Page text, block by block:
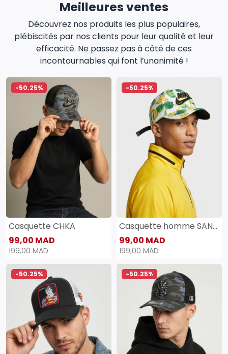
Meilleures ventes
Découvrez nos produits les plus populaires,
plébiscités par nos clients pour leur qualité et leur
efficacité. Ne passez pas à côté de ces
incontournables qui font l’unanimité !
-50.25%
Casquette CHKA
99,00 MAD
199,00 MAD
-50.25%
Casquette homme SANAS
99,00 MAD
199,00 MAD
-50.25% -50.25%